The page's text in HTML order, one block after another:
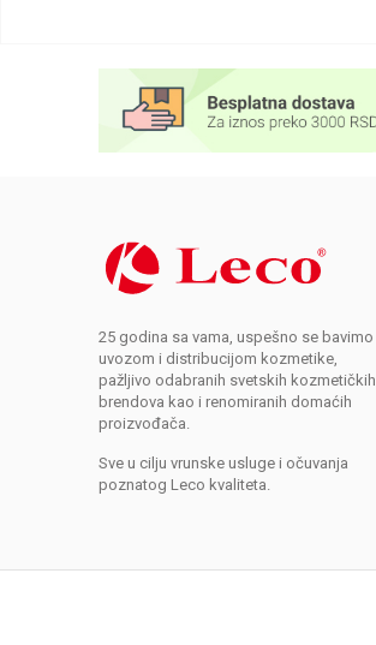
25 godina sa vama, uspešno se bavimo
uvozom i distribucijom kozmetike,
pažljivo odabranih svetskih kozmetičkih
brendova kao i renomiranih domaćih
proizvođača.
Sve u cilju vrunske usluge i očuvanja
poznatog Leco kvaliteta.